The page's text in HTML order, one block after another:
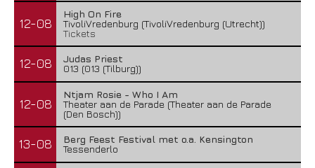
12-08
High On Fire
TivoliVredenburg (TivoliVredenburg (Utrecht))
Tickets
12-08
Judas Priest
013 (013 (Tilburg))
12-08
Ntjam Rosie - Who I Am
Theater aan de Parade (Theater aan de Parade
(Den Bosch))
13-08
Berg Feest Festival met o.a. Kensington
Tessenderlo